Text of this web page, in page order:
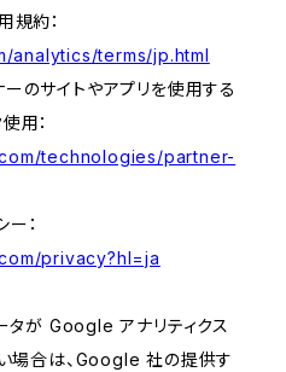
規約：
analytics/terms/jp.html
のサイトやアプリを使用する
用：
technologies/partner-
：
privacy?hl=ja
タが Google アナリティクス
場合は、Google 社の提供す